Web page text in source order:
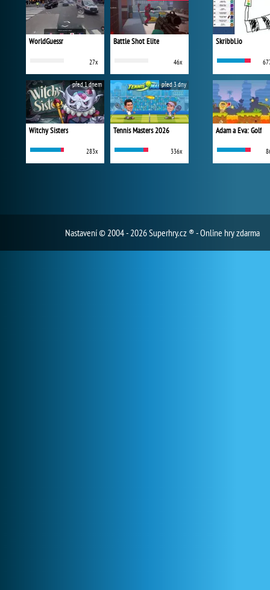
WorldGuessr
27x
Battle Shot Elite
46x
Witchy Sisters
283x
před 1 dnem
Tennis Masters 2026
336x
před 3 dny
Skribbl.io
Adam a Eva: Golf
Nastavení© 2004 - 2026 Superhry.cz ® - Online hry zdarma